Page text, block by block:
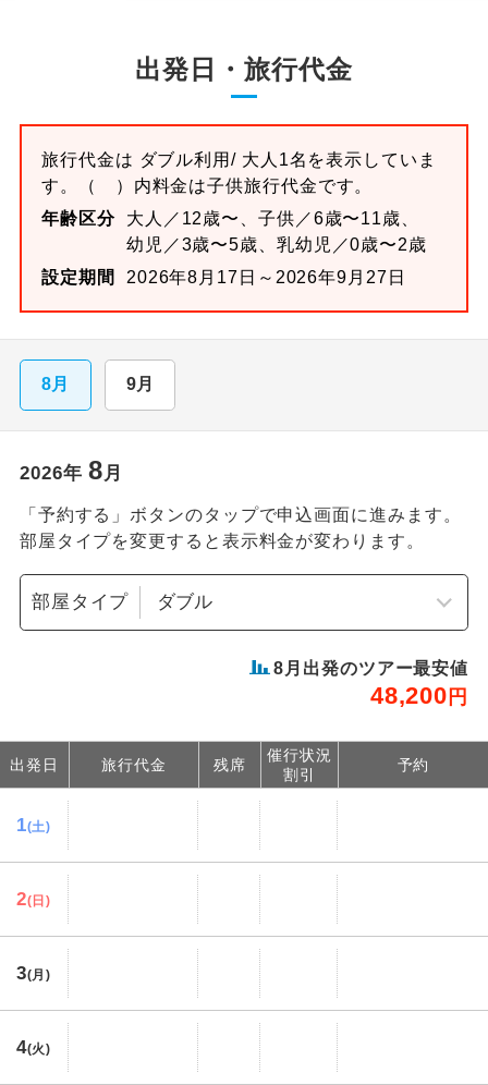
出発日・旅行代金
旅行代金は ダブル利用/ 大人1名を表示していま
す。
（ ）内料金は子供旅行代金です。
年齢区分
大人／12歳〜、子供／6歳〜11歳、
幼児／3歳〜5歳、乳幼児／0歳〜2歳
設定期間
2026年8月17日～2026年9月27日
8月 9月
2026年 8月
「予約する」ボタンのタップで申込画面に進みます。
部屋タイプを変更すると表示料金が変わります。
部屋タイプ
8 月出発のツアー最安値
48,200 円
出発日 旅行代金 残席
催行状況
割引
予約
1(土)
2(日)
3(月)
4(火)